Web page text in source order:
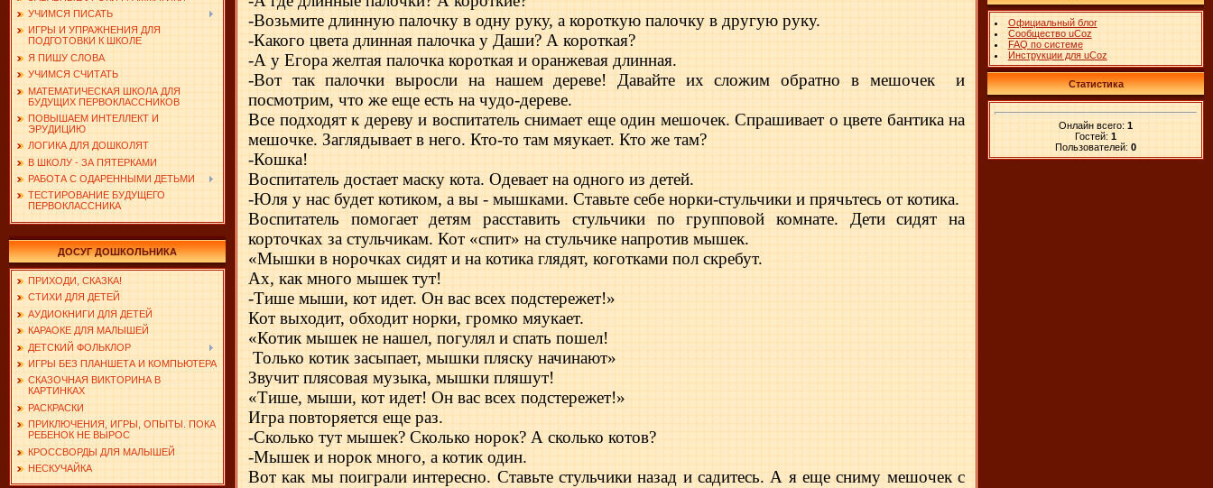
УЧИМСЯ ПИСАТЬ
ИГРЫ И УПРАЖНЕНИЯ ДЛЯ
ПОДГОТОВКИ К ШКОЛЕ
Я ПИШУ СЛОВА
УЧИМСЯ СЧИТАТЬ
МАТЕМАТИЧЕСКАЯ ШКОЛА ДЛЯ
БУДУЩИХ ПЕРВОКЛАССНИКОВ
ПОВЫШАЕМ ИНТЕЛЛЕКТ И
ЭРУДИЦИЮ
ЛОГИКА ДЛЯ ДОШКОЛЯТ
В ШКОЛУ - ЗА ПЯТЕРКАМИ
РАБОТА С ОДАРЕННЫМИ ДЕТЬМИ
ТЕСТИРОВАНИЕ БУДУЩЕГО
ПЕРВОКЛАССНИКА
ДОСУГ ДОШКОЛЬНИКА
ПРИХОДИ, СКАЗКА!
СТИХИ ДЛЯ ДЕТЕЙ
АУДИОКНИГИ ДЛЯ ДЕТЕЙ
КАРАОКЕ ДЛЯ МАЛЫШЕЙ
ДЕТСКИЙ ФОЛЬКЛОР
ИГРЫ БЕЗ ПЛАНШЕТА И КОМПЬЮТЕРА
СКАЗОЧНАЯ ВИКТОРИНА В
КАРТИНКАХ
РАСКРАСКИ
ПРИКЛЮЧЕНИЯ, ИГРЫ, ОПЫТЫ. ПОКА
РЕБЕНОК НЕ ВЫРОС
КРОССВОРДЫ ДЛЯ МАЛЫШЕЙ
НЕСКУЧАЙКА
-Возьмите длинную палочку в одну руку, а короткую палочку в другую руку.
-Какого цвета длинная палочка у Даши? А короткая?
-А у Егора желтая палочка короткая и оранжевая длинная.
-Вот так палочки выросли на нашем дереве! Давайте их сложим обратно в мешочек
и
посмотрим, что же еще есть на чудо-дереве.
Все подходят к дереву и воспитатель снимает еще один мешочек. Спрашивает о цвете бантика на
мешочке. Заглядывает в него. Кто-то там мяукает. Кто же там?
-Кошка!
Воспитатель достает маску кота. Одевает на одного из детей.
-Юля у нас будет котиком, а вы - мышками. Ставьте себе норки-стульчики и прячьтесь от котика.
Воспитатель помогает детям расставить стульчики по групповой комнате. Дети сидят на
корточках за стульчикам. Кот «спит» на стульчике напротив мышек.
«Мышки в норочках сидят и на котика глядят, коготками пол скребут.
Ах, как много мышек тут!
-Тише мыши, кот идет. Он вас всех подстережет!»
Кот выходит, обходит норки, громко мяукает.
«Котик мышек не нашел, погулял и спать пошел!
Только котик засыпает, мышки пляску начинают»
Звучит плясовая музыка, мышки пляшут!
«Тише, мыши, кот идет! Он вас всех подстережет!»
Игра повторяется еще раз.
-Сколько тут мышек? Сколько норок? А сколько котов?
-Мышек и норок много, а котик один.
Вот как мы поиграли интересно. Ставьте стульчики назад и садитесь. А я еще сниму мешочек с
Официальный блог
Сообщество uCoz
FAQ по системе
Инструкции для uCoz
Статистика
Онлайн всего: 1
Гостей: 1
Пользователей: 0